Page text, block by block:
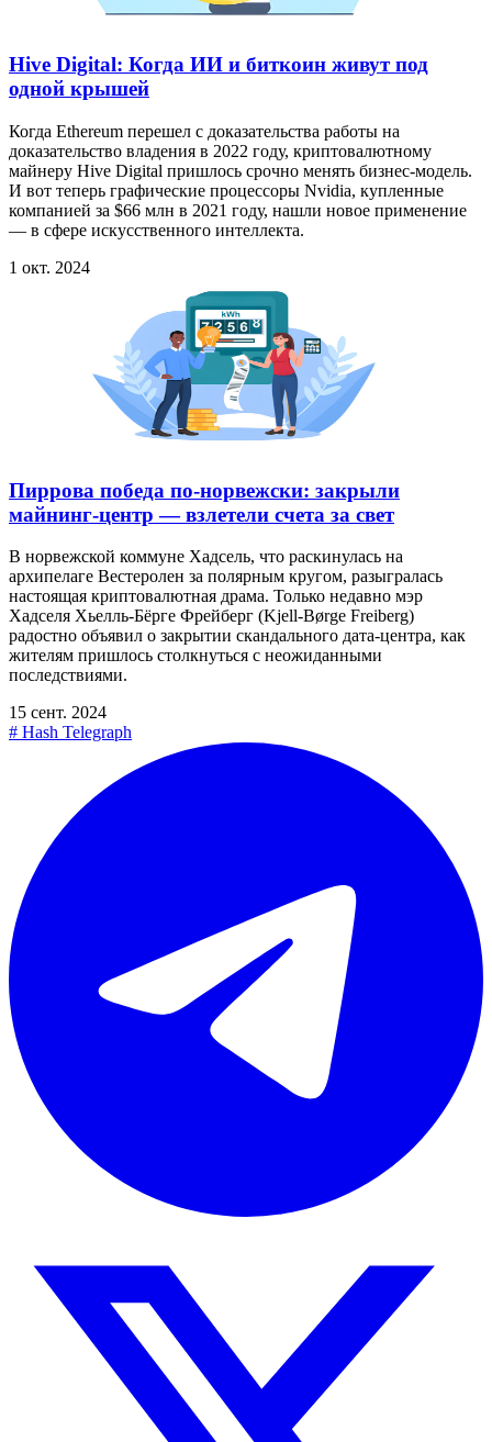
Hive Digital: Когда ИИ и биткоин живут под
одной крышей
Когда Ethereum перешел с доказательства работы на
доказательство владения в 2022 году, криптовалютному
майнеру Hive Digital пришлось срочно менять бизнес-модель.
И вот теперь графические процессоры Nvidia, купленные
компанией за $66 млн в 2021 году, нашли новое применение
— в сфере искусственного интеллекта.
1 окт. 2024
Пиррова победа по-норвежски: закрыли
майнинг-центр — взлетели счета за свет
В норвежской коммуне Хадсель, что раскинулась на
архипелаге Вестеролен за полярным кругом, разыгралась
настоящая криптовалютная драма. Только недавно мэр
Хадселя Хьелль-Бёрге Фрейберг (Kjell-Børge Freiberg)
радостно объявил о закрытии скандального дата-центра, как
жителям пришлось столкнуться с неожиданными
последствиями.
15 сент. 2024
# Hash Telegraph